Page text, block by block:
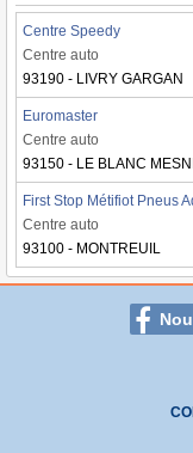
Centre Speedy
Centre auto
93190 - LIVRY GARGAN
Euromaster
Centre auto
93150 - LE BLANC
First Stop Métifiot Pneus
Centre auto
93100 - MONTREUIL